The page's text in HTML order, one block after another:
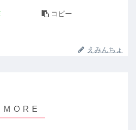
コピー
えみんちょ